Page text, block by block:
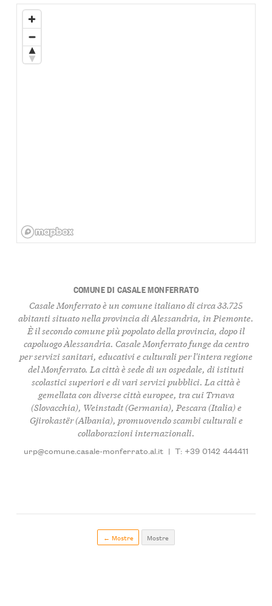
COMUNE DI CASALE MONFERRATO
Casale Monferrato è un comune italiano di circa 33.725
abitanti situato nella provincia di Alessandria, in Piemonte.
È il secondo comune più popolato della provincia, dopo il
capoluogo Alessandria. Casale Monferrato funge da centro
per servizi sanitari, educativi e culturali per l'intera regione
del Monferrato. La città è sede di un ospedale, di istituti
scolastici superiori e di vari servizi pubblici. La città è
gemellata con diverse città europee, tra cui Trnava
(Slovacchia), Weinstadt (Germania), Pescara (Italia) e
Gjirokastër (Albania), promuovendo scambi culturali e
collaborazioni internazionali.
urp@comune.casale-monferrato.al.it | T: +39 0142 444411
← Mostre Mostre